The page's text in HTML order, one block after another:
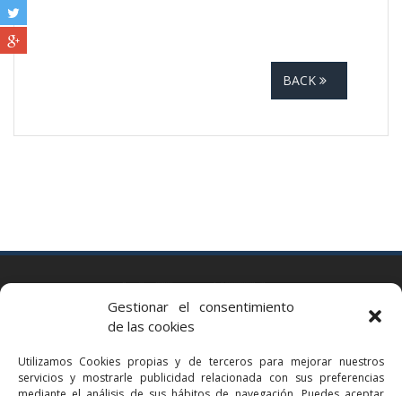
Gestionar el consentimiento
de las cookies
Utilizamos Cookies propias y de terceros para mejorar nuestros
servicios y mostrarle publicidad relacionada con sus preferencias
BACK
Via Augusta 2 bis, 3º, 08006 Barcelona
bcn@bellavistalegal.eu
GRANOLLERS